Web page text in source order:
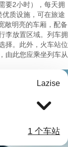
要2小时），每天拥
质设施，可在旅途
敞明亮的车厢，配备
李放置区域。列车拥
择。此外，火车站位
由此您应乘坐列车从
Lazise
1 个车站